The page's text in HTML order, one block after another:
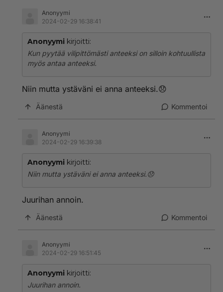
Anonyymi
2024-02-29 16:38:41
Anonyymi kirjoitti:
Kun pyytää vilipittömästi anteeksi on silloin kohtuullista
myös antaa anteeksi.
Niin mutta ystäväni ei anna anteeksi.😞
Äänestä Kommentoi
Anonyymi
2024-02-29 16:39:38
Anonyymi kirjoitti:
Niin mutta ystäväni ei anna anteeksi.😞
Juurihan annoin.
Äänestä Kommentoi
Anonyymi
2024-02-29 16:51:45
Anonyymi kirjoitti:
Juurihan annoin.